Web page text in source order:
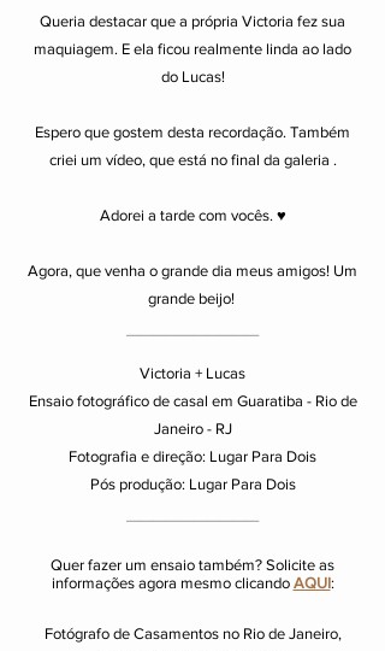
Queria destacar que a própria Victoria fez sua
maquiagem. E ela ficou realmente linda ao lado
do Lucas!
Espero que gostem desta recordação. Também
criei um vídeo, que está no final da galeria .
Adorei a tarde com vocês. ♥
Agora, que venha o grande dia meus amigos! Um
grande beijo!
Victoria + Lucas
Ensaio fotográfico de casal em Guaratiba - Rio de
Janeiro - RJ
Fotografia e direção: Lugar Para Dois
Pós produção: Lugar Para Dois
Quer fazer um ensaio também? Solicite as
informações agora mesmo clicando AQUI:
Fotógrafo de Casamentos no Rio de Janeiro,